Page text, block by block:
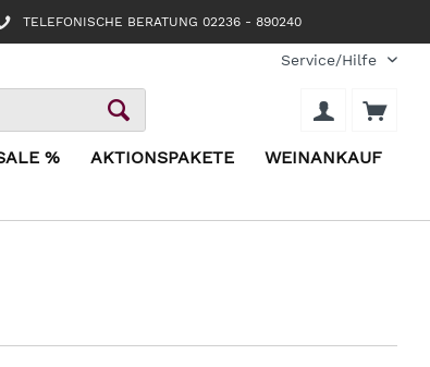
TELEFONISCHE BERATUNG 02236 - 890240
Service/Hilfe
% AKTIONSPAKETE WEINANKAUF